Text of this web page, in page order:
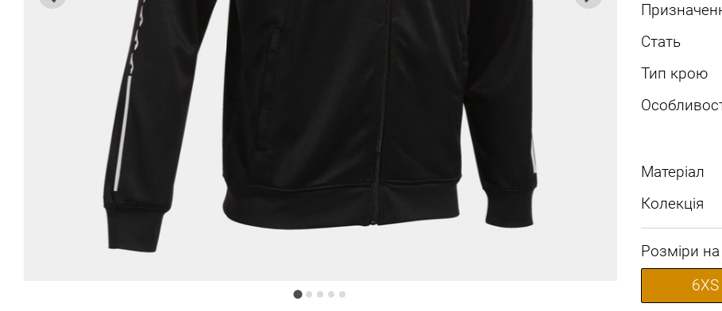
Стать
Тип крою
Матеріал
Колекція
Розміри на
6XS